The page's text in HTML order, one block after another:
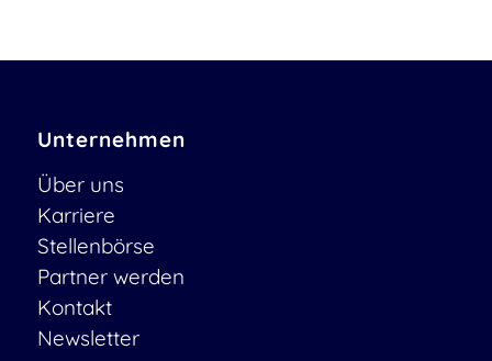
Unternehmen
Über uns
Karriere
Stellenbörse
Partner werden
Kontakt
Newsletter